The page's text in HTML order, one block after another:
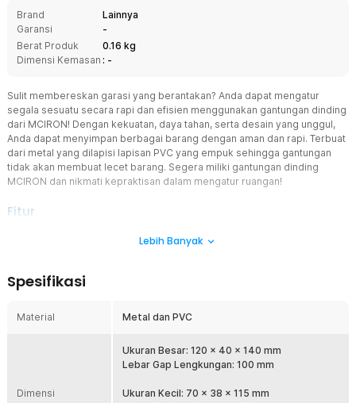
Brand
Lainnya
Garansi
-
Berat Produk
0.16 kg
Dimensi Kemasan : -
Sulit membereskan garasi yang berantakan? Anda dapat mengatur
segala sesuatu secara rapi dan efisien menggunakan gantungan dinding
dari MCIRON! Dengan kekuatan, daya tahan, serta desain yang unggul,
Anda dapat menyimpan berbagai barang dengan aman dan rapi. Terbuat
dari metal yang dilapisi lapisan PVC yang empuk sehingga gantungan
tidak akan membuat lecet barang. Segera miliki gantungan dinding
MCIRON dan nikmati kepraktisan dalam mengatur ruangan!
Fitur
Kekuatan dan Daya Tahan Tinggi
dengan aman. Anda dapat menyimpan berbagai barang, mulai dari
kejatuhan atau rusak.
Gantungan ini didesain agar dapat dengan mudah dipasang di
dinding. Bertujuan untuk menghemat ruang lantai yang berharga
ruangan. Sebagai catatan, Anda cukup siapkan baut serta fisher
Lebih Banyak
Spesifikasi
Material Metal dan PVC
Dimensi
Ukuran Besar: 120 x 40 x 140 mm
Lebar Gap Lengkungan: 100 mm
Ukuran Kecil: 70 x 38 x 115 mm